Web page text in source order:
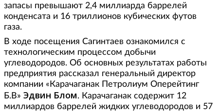
запасы превышают 2,4 миллиарда баррелей
конденсата и 16 триллионов кубических футов
газа.
В ходе посещения Сагинтаев ознакомился с
технологическим процессом добычи
углеводородов. Об основных результатах работы
предприятия рассказал генеральный директор
компании «Карачаганак Петролиум Оперейтинг
Б.В» Эдвин Блом. Карачаганак содержит 12
миллиардов баррелей жидких углеводородов и 57